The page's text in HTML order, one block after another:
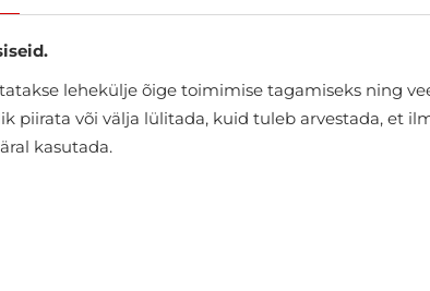
lehekülje õige toimimise tagamiseks ning
piirata või välja lülitada, kuid tuleb arvestada, et
kasutada.